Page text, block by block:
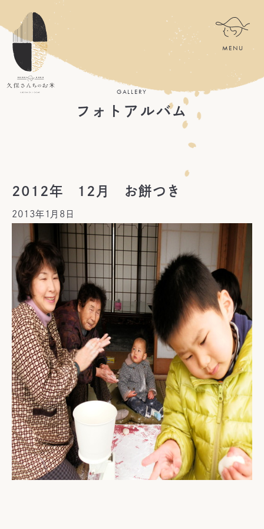
GALLERY
フォトアルバム
2012年 12月 お餅つき
2013年1月8日